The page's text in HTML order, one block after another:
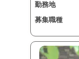
勤務地
募集職種